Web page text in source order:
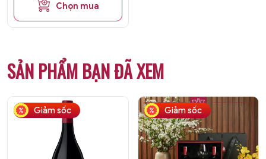
Chọn mua
SẢN PHẨM BẠN ĐÃ XEM
Giảm sốc Giảm sốc